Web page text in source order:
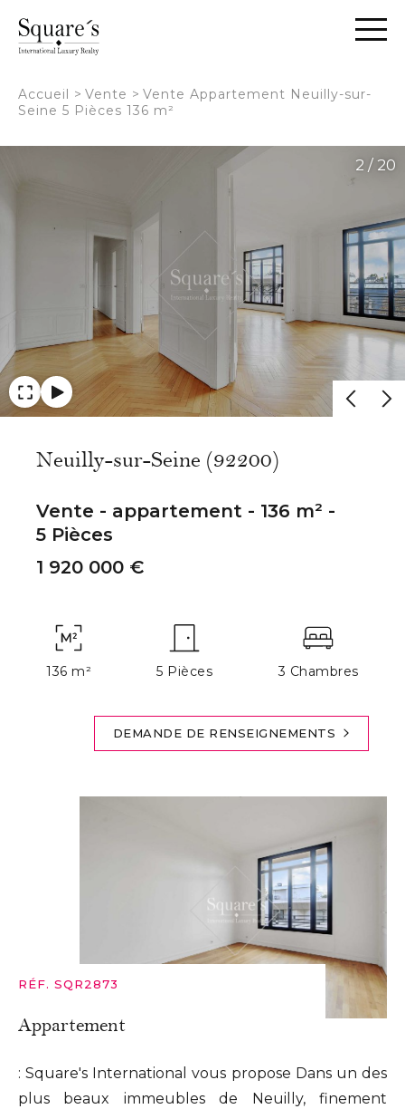
Accueil > Vente > Vente Appartement Neuilly-sur-
Seine 5 Pièces 136 m²
2 / 20
Neuilly-sur-Seine (92200)
Vente - appartement - 136 m² -
5 Pièces
1 920 000 €
136 m² 5 Pièces 3 Chambres
DEMANDE DE RENSEIGNEMENTS
RÉF. SQR2873
Appartement
: Square's International vous propose Dans un des
plus beaux immeubles de Neuilly, finement